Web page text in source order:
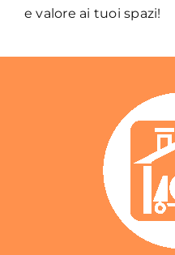
e valore ai tuoi spazi!